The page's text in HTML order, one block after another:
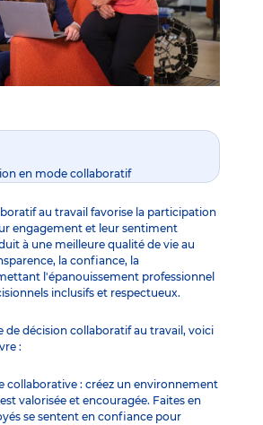
en mode collaboratif
au travail favorise la participation
engagement et leur sentiment
à une meilleure qualité de vie au
la confiance, la
l'épanouissement professionnel
inclusifs et respectueux.
de décision collaboratif au travail, voici
:
collaborative : créez un environnement
valorisée et encouragée. Faites en
se sentent en confiance pour